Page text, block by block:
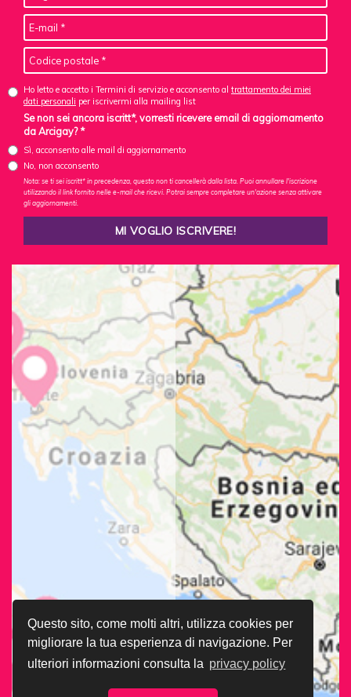
Questo sito, come molti altri, utilizza cookies per
migliorare la tua esperienza di navigazione. Per
ulteriori informazioni consulta la privacy policy
Ho letto e accetto i Termini di servizio e acconsento al trattamento dei miei
dati personali per iscrivermi alla mailing list
Se non sei ancora iscritt*, vorresti ricevere email di aggiornamento
da Arcigay? *
Sì, acconsento alle mail di aggiornamento
No, non acconsento
Nota: se ti sei iscritt* in precedenza, questo non ti cancellerà dalla lista. Puoi annullare l'iscrizione
utilizzando il link fornito nelle e-mail che ricevi. Potrai sempre completare un'azione senza attivare
gli aggiornamenti.